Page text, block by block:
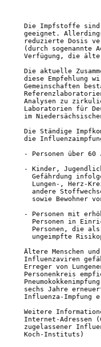
Die Impfstoffe sind
geeignet.
reduzierte Dosis
(durch sogenannte
Verfügung, die
Die aktuelle
diese Empfehlung
Gemeinschaften
Analysen zu
Laboratorien für
im
Die Ständige
die
- Personen über 60
- Kinder,
Gefährdung
Lungen-, Herz-
andere
sowie Bewohner
- Personen mit
Personen in
Personen, die
ungeimpfte
Ältere Menschen
Influenzaviren
Erreger von
Personenkreis
sechs Jahre
Influenza-Impfung
Weitere
Internet-Adressen
zugelassener
Koch-Instituts)